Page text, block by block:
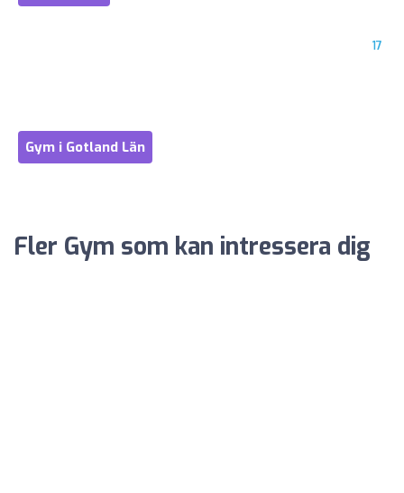
17
Gym i Gotland Län
Fler Gym som kan intressera dig